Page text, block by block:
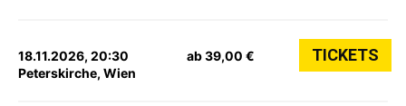
18.11.2026, 20:30
Peterskirche, Wien
ab 39,00 € TICKETS